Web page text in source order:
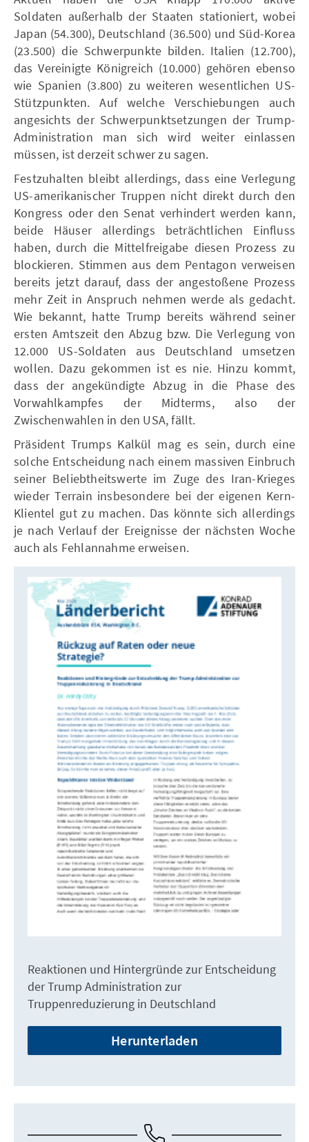
Soldaten außerhalb der Staaten stationiert, wobei
Japan (54.300), Deutschland (36.500) und Süd-Korea
(23.500) die Schwerpunkte bilden. Italien (12.700),
das Vereinigte Königreich (10.000) gehören ebenso
wie Spanien (3.800) zu weiteren wesentlichen US-
Stützpunkten. Auf welche Verschiebungen auch
angesichts der Schwerpunktsetzungen der Trump-
Administration man sich wird weiter einlassen
müssen, ist derzeit schwer zu sagen.
Festzuhalten bleibt allerdings, dass eine Verlegung
US-amerikanischer Truppen nicht direkt durch den
Kongress oder den Senat verhindert werden kann,
beide Häuser allerdings beträchtlichen Einfluss
haben, durch die Mittelfreigabe diesen Prozess zu
blockieren. Stimmen aus dem Pentagon verweisen
bereits jetzt darauf, dass der angestoßene Prozess
mehr Zeit in Anspruch nehmen werde als gedacht.
Wie bekannt, hatte Trump bereits während seiner
ersten Amtszeit den Abzug bzw. Die Verlegung von
12.000 US-Soldaten aus Deutschland umsetzen
wollen. Dazu gekommen ist es nie. Hinzu kommt,
dass der angekündigte Abzug in die Phase des
Vorwahlkampfes der Midterms, also der
Zwischenwahlen in den USA, fällt.
Präsident Trumps Kalkül mag es sein, durch eine
solche Entscheidung nach einem massiven Einbruch
seiner Beliebtheitswerte im Zuge des Iran-Krieges
wieder Terrain insbesondere bei der eigenen Kern-
Klientel gut zu machen. Das könnte sich allerdings
je nach Verlauf der Ereignisse der nächsten Woche
auch als Fehlannahme erweisen.
Reaktionen und Hintergründe zur Entscheidung
der Trump Administration zur
Truppenreduzierung in Deutschland
Herunterladen